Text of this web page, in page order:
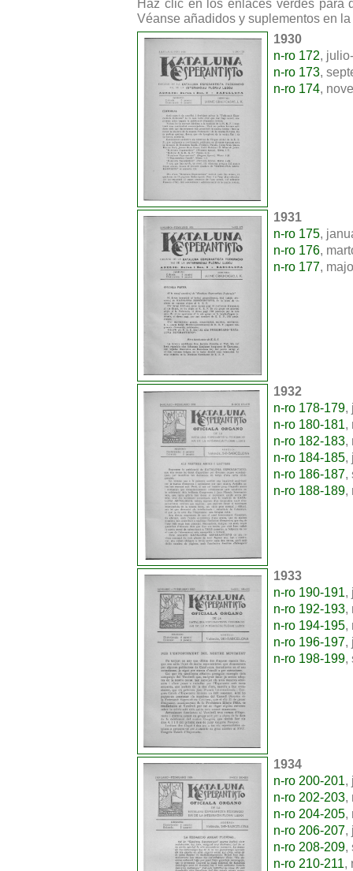
Haz clic en los enlaces verdes para
Véanse añadidos y suplementos en
1930
n-ro 172,
n-ro 173,
n-ro 174,
1931
n-ro 175,
n-ro 176,
n-ro 177,
1932
n-ro 178-179,
n-ro 180-181,
n-ro 182-183,
n-ro 184-185,
n-ro 186-187,
n-ro 188-189,
1933
n-ro 190-191,
n-ro 192-193,
n-ro 194-195,
n-ro 196-197,
n-ro 198-199,
1934
n-ro 200-201,
n-ro 202-203,
n-ro 204-205,
n-ro 206-207,
n-ro 208-209,
n-ro 210-211,